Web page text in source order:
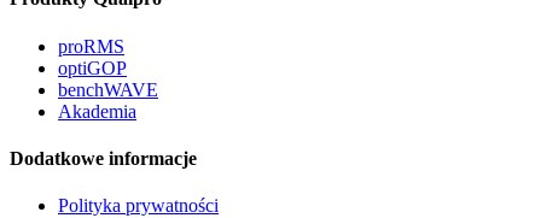
proRMS
optiGOP
benchWAVE
Akademia
Dodatkowe informacje
Polityka prywatności